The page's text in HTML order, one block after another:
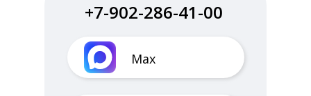
Max
+7-902-286-41-00